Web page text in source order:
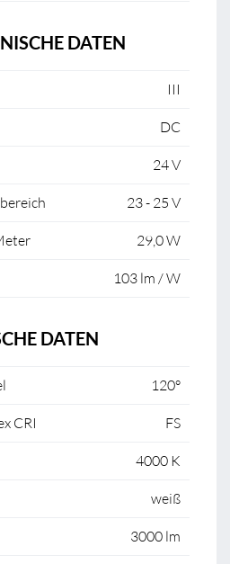
DATEN
III
DC
24 V
23 - 25 V
29,0 W
103 lm / W
DATEN
120°
CRI FS
4000 K
weiß
3000 lm